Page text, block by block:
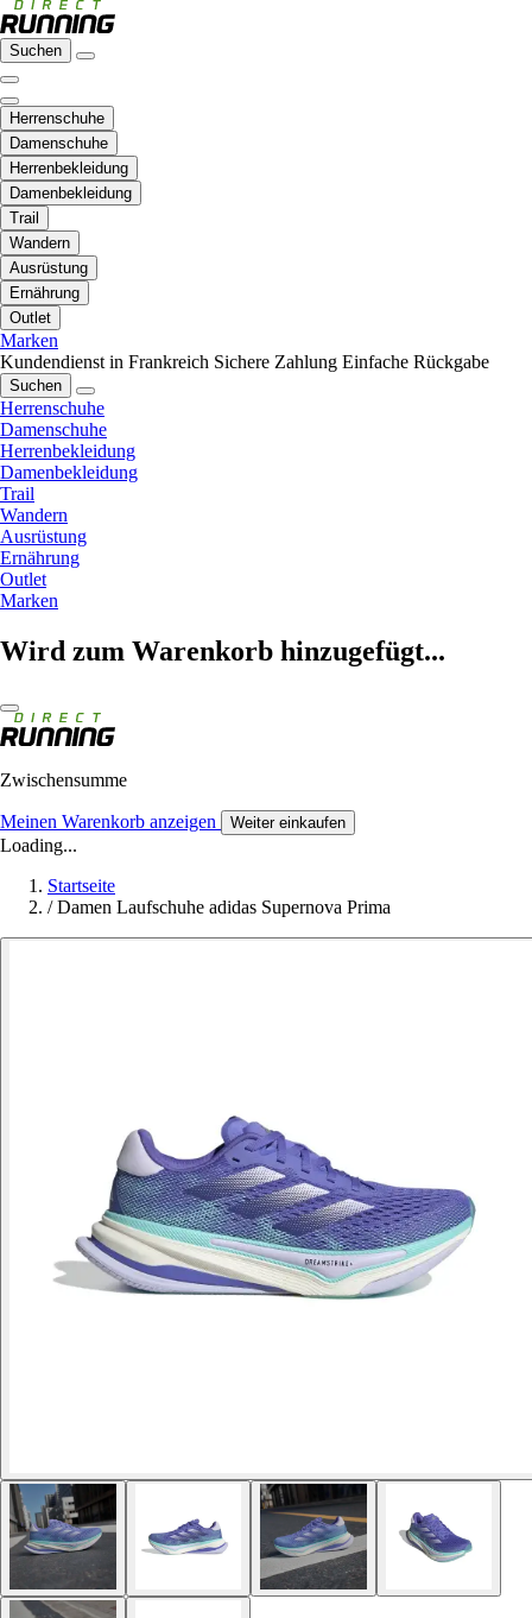
Suchen
Herrenschuhe
Damenschuhe
Herrenbekleidung
Damenbekleidung
Trail
Wandern
Ausrüstung
Ernährung
Outlet
Marken
Kundendienst in Frankreich Sichere Zahlung Einfache Rückgabe
Suchen
Herrenschuhe
Damenschuhe
Herrenbekleidung
Damenbekleidung
Trail
Wandern
Ausrüstung
Ernährung
Outlet
Marken
Wird zum Warenkorb hinzugefügt...
Zwischensumme
Meinen Warenkorb anzeigen Weiter einkaufen
Loading...
Startseite
/ Damen Laufschuhe adidas Supernova Prima